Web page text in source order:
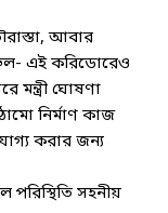
আবার
এই করিডোরেও
মন্ত্রী ঘোষণা
নির্মাণ কাজ
করার জন্য
পরিস্থিতি সহনীয়